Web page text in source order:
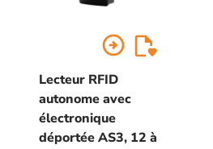
arrow_circle_right
Lecteur RFID
autonome avec
électronique
déportée AS3, 12 à